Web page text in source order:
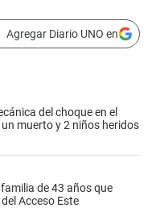
Agregar Diario UNO en
del choque en el
muerto y 2 niños heridos
de 43 años que
Acceso Este